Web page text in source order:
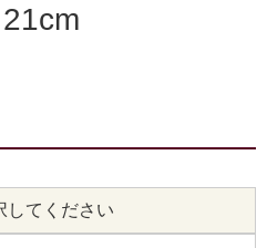
してください